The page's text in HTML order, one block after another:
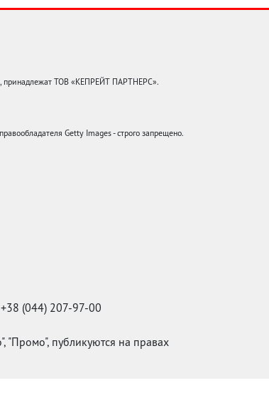
принадлежат ТОВ «КЕПРЕЙТ ПАРТНЕРС».
Getty Images - строго запрещено.
(044) 207-97-00
"Промо", публикуются на правах